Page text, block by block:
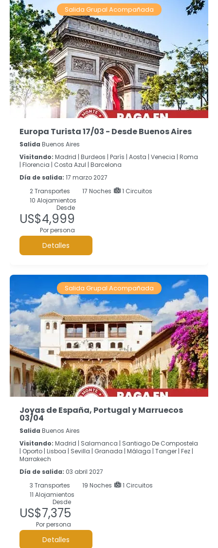
Salida Grupal Acompañada
Europa Turista 17/03 - Desde Buenos Aires
Salida Buenos Aires
Visitando: Madrid | Burdeos | París | Aosta | Venecia | Roma
| Florencia | Costa Azul | Barcelona
Día de salida: 17 marzo 2027
2Transportes 17 Noches
1 Circuitos
10 Alojamientos
Desde
US$4,999
Por persona
Detalles
Salida Grupal Acompañada
Joyas de España, Portugal y Marruecos
03/04
Salida Buenos Aires
Visitando: Madrid | Salamanca | Santiago De Compostela
| Oporto | Lisboa | Sevilla | Granada | Málaga | Tanger | Fez |
Marrakech
Día de salida: 03 abril 2027
3 Transportes 19 Noches
1 Circuitos
11 Alojamientos
Desde
US$7,375
Por persona
Detalles